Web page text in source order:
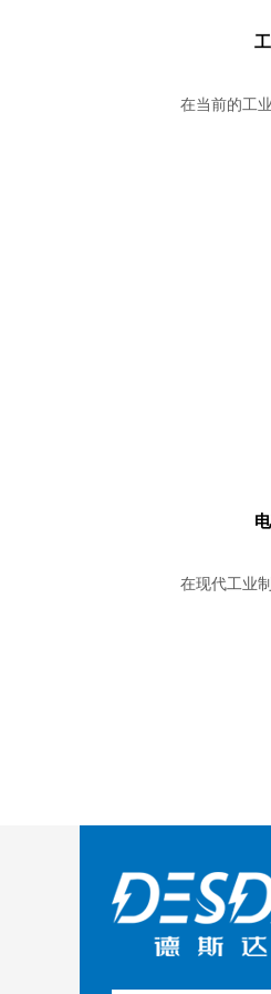
在当前的工
在现代工业